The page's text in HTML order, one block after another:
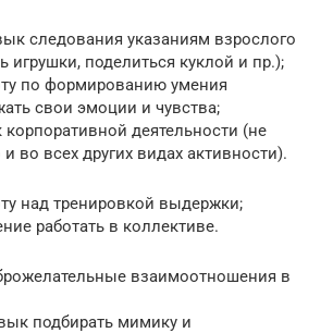
следования указаниям взрослого
игрушки, поделиться куклой и пр.);
по формированию умения
свои эмоции и чувства;
деятельности (не
во всех других видах активности).
над тренировкой выдержки;
работать в коллективе.
взаимоотношения в
подбирать мимику и